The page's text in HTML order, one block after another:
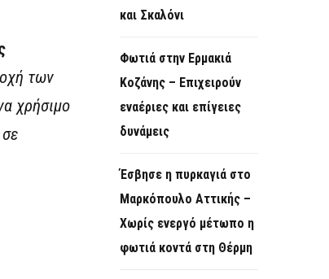
των
χρήσιμο
και Σκαλόνι
Φωτιά στην Ερμακιά
Κοζάνης – Επιχειρούν
εναέριες και επίγειες
δυνάμεις
Έσβησε η πυρκαγιά στο
Μαρκόπουλο Αττικής –
Χωρίς ενεργό μέτωπο η
φωτιά κοντά στη Θέρμη